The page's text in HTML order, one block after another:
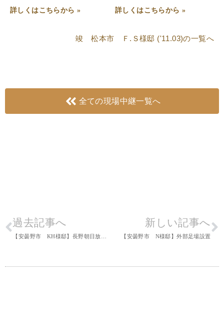
詳しくはこちらから » 詳しくはこちらから »
竣 松本市 Ｆ.Ｓ様邸 ('11.03)の一覧へ
全ての現場中継一覧へ
過去記事へ 新しい記事へ
【安曇野市 N様邸】外部足場設置